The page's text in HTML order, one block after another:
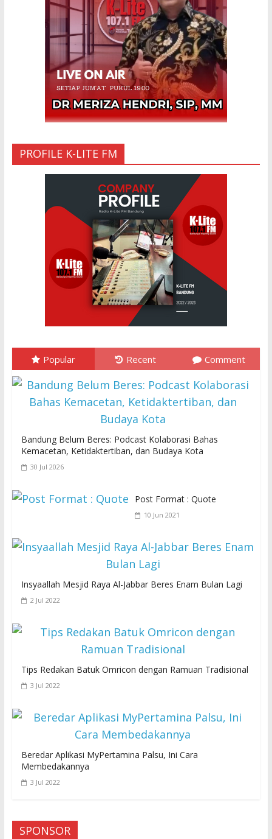
“Cinta di Ujung Parigi”
11 Sep 2025
PROFILE K-LITE FM
Popular Recent Comment
Bandung Belum Beres: Podcast Kolaborasi Bahas
Kemacetan, Ketidaktertiban, dan Budaya Kota
30 Jul 2026
Post Format : Quote
10 Jun 2021
Insyaallah Mesjid Raya Al-Jabbar Beres Enam Bulan Lagi
2 Jul 2022
Tips Redakan Batuk Omricon dengan Ramuan Tradisional
3 Jul 2022
Beredar Aplikasi MyPertamina Palsu, Ini Cara
Membedakannya
3 Jul 2022
SPONSOR